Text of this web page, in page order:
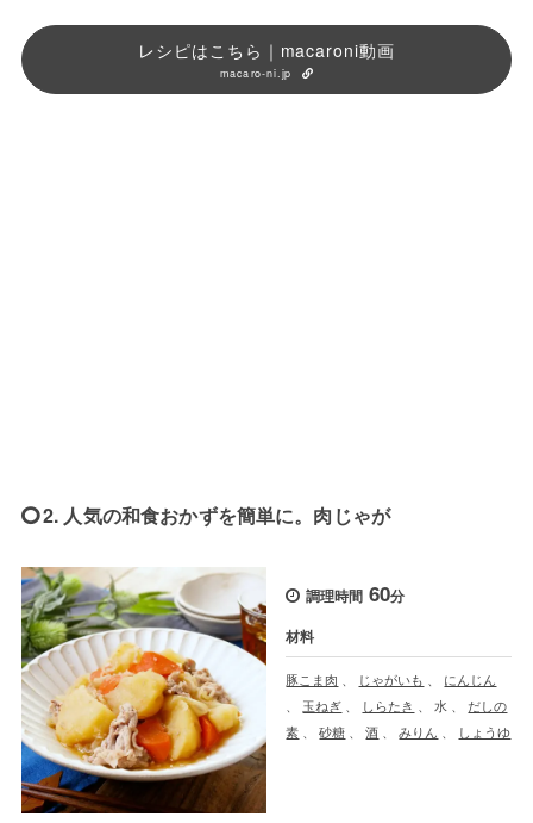
レシピはこちら｜macaroni動画
macaro-ni.jp
2. 人気の和食おかずを簡単に。肉じゃが
調理時間 60分
材料
豚こま肉 、 じゃがいも 、 にんじん
、 玉ねぎ 、 しらたき 、水 、 だしの
素 、砂糖 、酒 、みりん 、 しょうゆ